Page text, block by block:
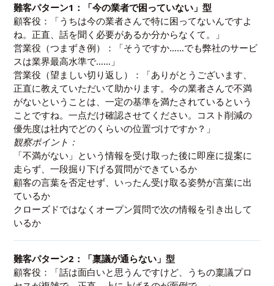
難客パターン1：「今の業者で困っていない」型
顧客役：「うちは今の業者さんで特に困ってないんですよ
ね。正直、話を聞く必要があるか分からなくて。」
営業役（つまずき例）：「そうですか……でも弊社のサービ
スは業界最高水準で……」
営業役（望ましい切り返し）：「ありがとうございます、
正直に教えていただいて助かります。今の業者さんで不満
がないということは、一定の基準を満たされているという
ことですね。一点だけ確認させてください。コスト削減の
優先度は社内でどのくらいの位置づけですか？」
観察ポイント：
「不満がない」という情報を受け取った後に即座に提案に
走らず、一段掘り下げる質問ができているか
顧客の言葉を否定せず、いったん受け取る姿勢が言葉に出
ているか
クローズドではなくオープン質問で次の情報を引き出して
いるか
難客パターン2：「稟議が通らない」型
顧客役：「話は面白いと思うんですけど、うちの稟議プロ